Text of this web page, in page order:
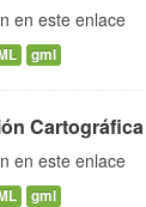
en este enlace
gml
en este enlace
gml